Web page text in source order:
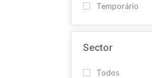
Temporário
Sector
Todos